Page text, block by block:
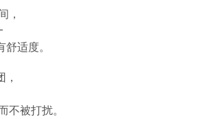
，
适度。
被打扰。